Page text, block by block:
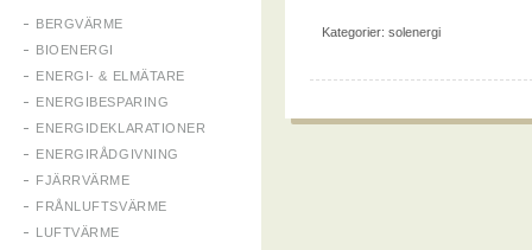
BERGVÄRME
BIOENERGI
ENERGI- & ELMÄTARE
ENERGIBESPARING
ENERGIDEKLARATIONER
ENERGIRÅDGIVNING
FJÄRRVÄRME
FRÅNLUFTSVÄRME
LUFTVÄRME
Kategorier: solenergi